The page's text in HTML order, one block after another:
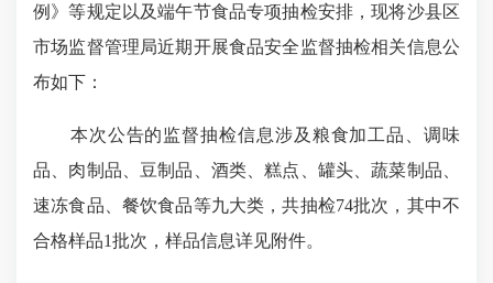
例》等规定以及端午节食品专项抽检安排，现将沙县区
市场监督管理局近期开展食品安全监督抽检相关信息公
布如下：
本次公告的监督抽检信息涉及粮食加工品、调味
品、肉制品、豆制品、酒类、糕点、罐头、蔬菜制品、
速冻食品、餐饮食品等九大类，共抽检74批次，其中不
合格样品1批次，样品信息详见附件。